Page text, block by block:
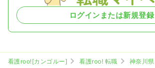
ログインまたは新規登録
看護roo![カンゴルー] 看護roo! 転職 神奈川県